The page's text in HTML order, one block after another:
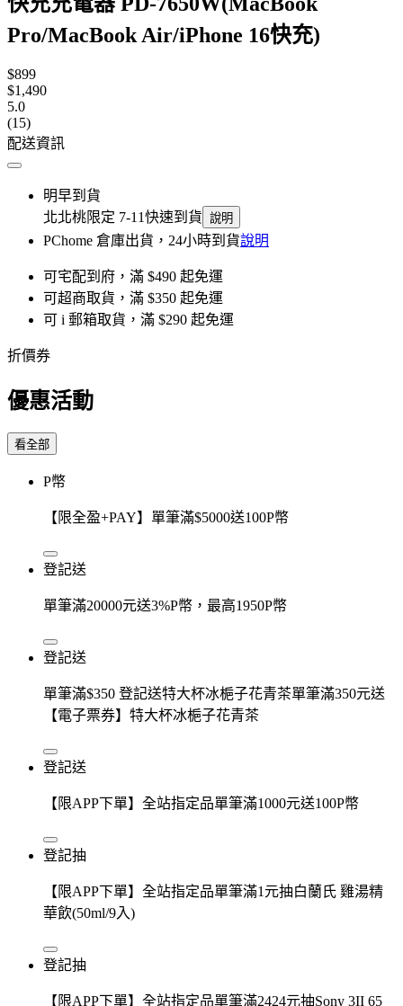
Pro/MacBook Air/iPhone 16快充)
$899
$1,490
5.0
(15)
配送資訊
明早到貨
北北桃限定 7-11快速到貨 說明
PChome 倉庫出貨，24小時到貨說明
可宅配到府，滿 $490 起免運
可超商取貨，滿 $350 起免運
可 i 郵箱取貨，滿 $290 起免運
折價券
優惠活動
看全部
P幣
【限全盈+PAY】單筆滿$5000送100P幣
登記送
單筆滿20000元送3%P幣，最高1950P幣
登記送
單筆滿$350 登記送特大杯冰梔子花青茶單筆滿350元送
【電子票券】特大杯冰梔子花青茶
登記送
【限APP下單】全站指定品單筆滿1000元送100P幣
登記抽
【限APP下單】全站指定品單筆滿1元抽白蘭氏 雞湯精
華飲(50ml/9入)
登記抽
【限APP下單】全站指定品單筆滿2424元抽Sony 3II 65